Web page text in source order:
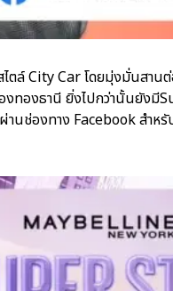
ตล์ City Car โดยมุ่งมั่นสา
งธานี ยิ่งไปกว่านั้นยังมี
านช่องทาง Facebook ส